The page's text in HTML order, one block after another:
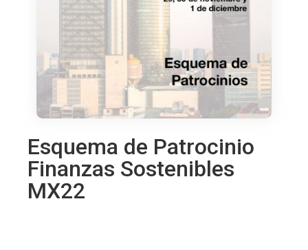
Esquema de Patrocinio
Finanzas Sostenibles
MX22